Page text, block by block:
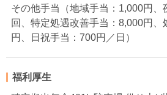
その他手当（地域手当：1,000円、
回、特定処遇改善手当：8,000円
円、日祝手当：700円／日）
福利厚生